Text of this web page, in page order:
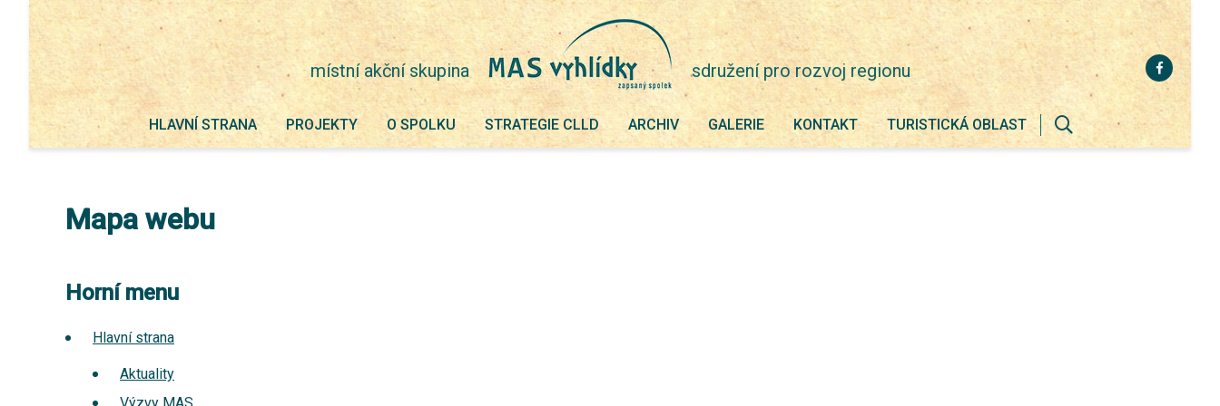
místní akční skupina sdružení pro rozvoj regionu
HLAVNÍ STRANA PROJEKTY O SPOLKU STRATEGIE CLLD ARCHIV GALERIE KONTAKT TURISTICKÁ OBLAST
Zobrazit
Mapa webu
Horní menu
Hlavní strana
Aktuality